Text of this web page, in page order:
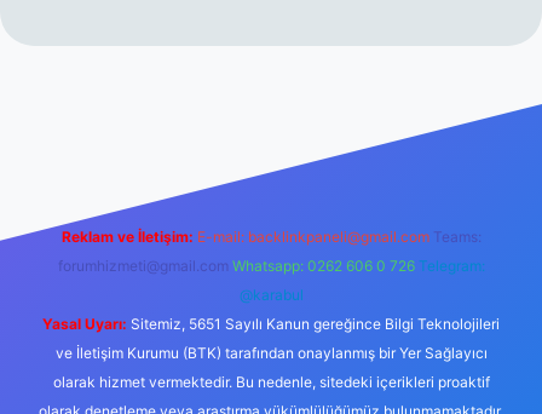
Reklam ve İletişim: E-mail: backlinkpaneli@gmail.com Teams:
forumhizmeti@gmail.com Whatsapp: 0262 606 0 726 Telegram:
@karabul
Yasal Uyarı: Sitemiz, 5651 Sayılı Kanun gereğince Bilgi Teknolojileri
ve İletişim Kurumu (BTK) tarafından onaylanmış bir Yer Sağlayıcı
olarak hizmet vermektedir. Bu nedenle, sitedeki içerikleri proaktif